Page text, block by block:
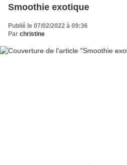
Smoothie exotique
Publié le 07/02/2022 à 09:36
Par christine